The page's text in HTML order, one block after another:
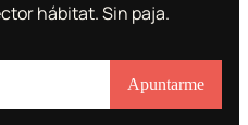
hábitat. Sin paja.